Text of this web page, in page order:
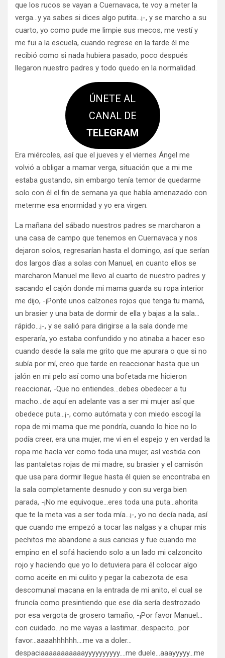
que los rucos se vayan a Cuernavaca, te voy a meter la
verga…y ya sabes si dices algo putita…¡-, y se marcho a su
cuarto, yo como pude me limpie sus mecos, me vestí y
me fui a la escuela, cuando regrese en la tarde él me
recibió como si nada hubiera pasado, poco después
llegaron nuestro padres y todo quedo en la normalidad.
ÚNETE AL
CANAL DE
TELEGRAM
Era miércoles, así que el jueves y el viernes Ángel me
volvió a obligar a mamar verga, situación que a mi me
estaba gustando, sin embargo tenía temor de quedarme
solo con él el fin de semana ya que había amenazado con
meterme esa enormidad y yo era virgen.
La mañana del sábado nuestros padres se marcharon a
una casa de campo que tenemos en Cuernavaca y nos
dejaron solos, regresarían hasta el domingo, así que serían
dos largos días a solas con Manuel, en cuanto ellos se
marcharon Manuel me llevo al cuarto de nuestro padres y
sacando el cajón donde mi mama guarda su ropa interior
me dijo, -¡Ponte unos calzones rojos que tenga tu mamá,
un brasier y una bata de dormir de ella y bajas a la sala…
rápido…¡-, y se salió para dirigirse a la sala donde me
esperaría, yo estaba confundido y no atinaba a hacer eso
cuando desde la sala me grito que me apurara o que si no
subía por mí, creo que tarde en reaccionar hasta que un
jalón en mi pelo así como una bofetada me hicieron
reaccionar, -Que no entiendes…debes obedecer a tu
macho…de aquí en adelante vas a ser mi mujer así que
obedece puta…¡-, como autómata y con miedo escogí la
ropa de mi mama que me pondría, cuando lo hice no lo
podía creer, era una mujer, me vi en el espejo y en verdad la
ropa me hacía ver como toda una mujer, así vestida con
las pantaletas rojas de mi madre, su brasier y el camisón
que usa para dormir llegue hasta él quien se encontraba en
la sala completamente desnudo y con su verga bien
parada, -¡No me equivoque…eres toda una puta…ahorita
que te la meta vas a ser toda mía…¡-, yo no decía nada, así
que cuando me empezó a tocar las nalgas y a chupar mis
pechitos me abandone a sus caricias y fue cuando me
empino en el sofá haciendo solo a un lado mi calzoncito
rojo y haciendo que yo lo detuviera para él colocar algo
como aceite en mi culito y pegar la cabezota de esa
descomunal macana en la entrada de mi anito, el cual se
fruncía como presintiendo que ese día sería destrozado
por esa vergota de grosero tamaño, -¡Por favor Manuel…
con cuidado…no me vayas a lastimar…despacito…por
favor…aaaahhhhhh….me va a doler…
despaciaaaaaaaaaaayyyyyyyyyy….me duele…aaayyyyy…me